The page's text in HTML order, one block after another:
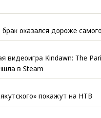
оказался дороже
видеоигра Kindawn: The
в Steam
покажут на НТВ